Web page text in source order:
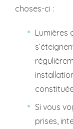
choses-ci :
Lumières
Si vous
prises,